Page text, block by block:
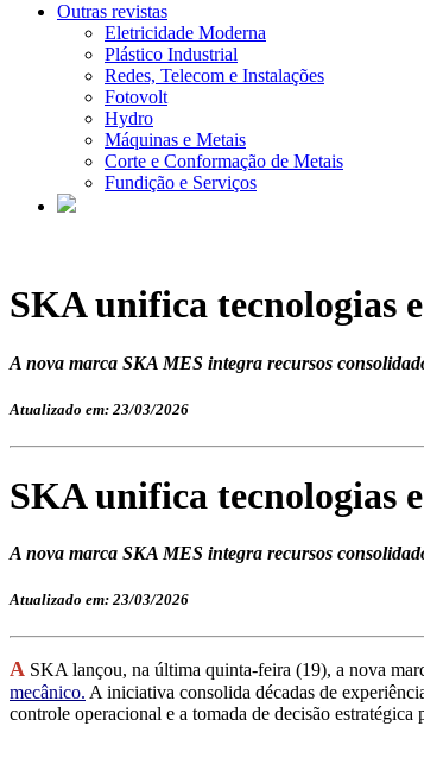
Outras revistas
Eletricidade Moderna
Plástico Industrial
Redes, Telecom e Instalações
Fotovolt
Hydro
Máquinas e Metais
Corte e Conformação de Metais
Fundição e Serviços
SKA unifica tecnologias
A nova marca SKA MES integra recursos
Atualizado em: 23/03/2026
SKA unifica tecnologias
A nova marca SKA MES integra recursos
Atualizado em: 23/03/2026
A SKA lançou, na última quinta-feira (19), a nova
mecânico. A iniciativa consolida décadas de
controle operacional e a tomada de decisão